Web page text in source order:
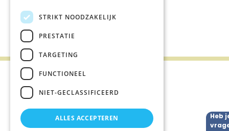
moet worden.
Nieuws
Agenda
Heb
STRIKT NOODZAKELIJK
PRESTATIE
TARGETING
FUNCTIONEEL
NIET-GECLASSIFICEERD
ALLES ACCEPTEREN